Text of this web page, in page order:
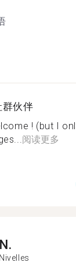
群伙伴
! (but I
阅读更多
N.
Nivelles